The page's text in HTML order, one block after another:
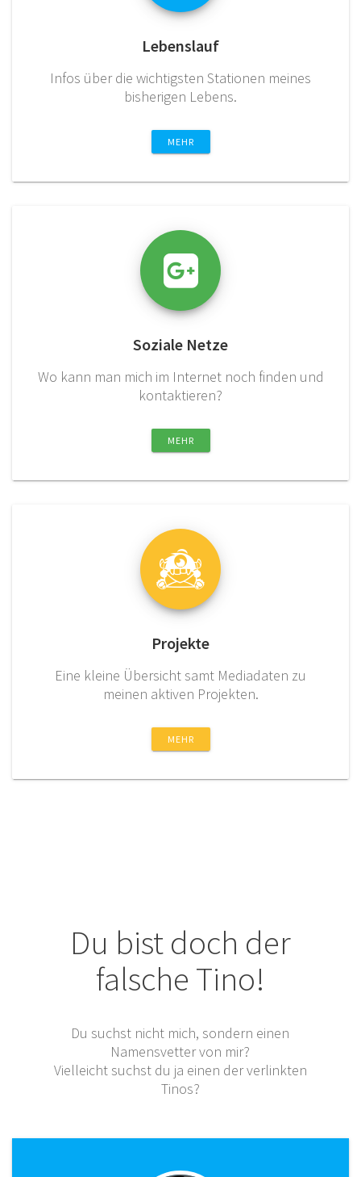
Lebenslauf
Infos über die wichtigsten Stationen meines
bisherigen Lebens.
MEHR
Soziale Netze
Wo kann man mich im Internet noch finden und
kontaktieren?
MEHR
Projekte
Eine kleine Übersicht samt Mediadaten zu
meinen aktiven Projekten.
MEHR
Du bist doch der
falsche Tino!
Du suchst nicht mich, sondern einen
Namensvetter von mir?
Vielleicht suchst du ja einen der verlinkten
Tinos?